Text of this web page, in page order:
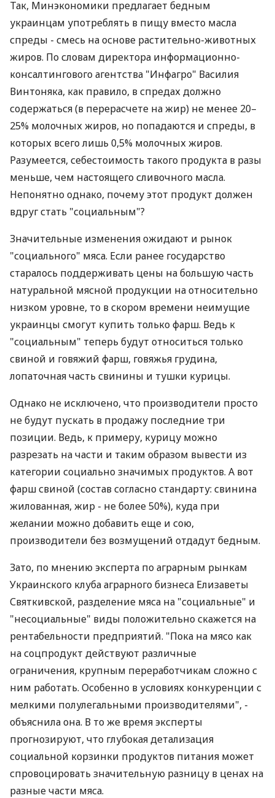
Так, Минэкономики предлагает бедным
украинцам употреблять в пищу вместо масла
спреды - смесь на основе растительно-животных
жиров. По словам директора информационно-
консалтингового агентства "Инфагро" Василия
Винтоняка, как правило, в спредах должно
содержаться (в перерасчете на жир) не менее 20–
25% молочных жиров, но попадаются и спреды, в
которых всего лишь 0,5% молочных жиров.
Разумеется, себестоимость такого продукта в разы
меньше, чем настоящего сливочного масла.
Непонятно однако, почему этот продукт должен
вдруг стать "социальным"?
Значительные изменения ожидают и рынок
"социального" мяса. Если ранее государство
старалось поддерживать цены на большую часть
натуральной мясной продукции на относительно
низком уровне, то в скором времени неимущие
украинцы смогут купить только фарш. Ведь к
"социальным" теперь будут относиться только
свиной и говяжий фарш, говяжья грудина,
лопаточная часть свинины и тушки курицы.
Однако не исключено, что производители просто
не будут пускать в продажу последние три
позиции. Ведь, к примеру, курицу можно
разрезать на части и таким образом вывести из
категории социально значимых продуктов. А вот
фарш свиной (состав согласно стандарту: свинина
жилованная, жир - не более 50%), куда при
желании можно добавить еще и сою,
производители без возмущений отдадут бедным.
Зато, по мнению эксперта по аграрным рынкам
Украинского клуба аграрного бизнеса Елизаветы
Святкивской, разделение мяса на "социальные" и
"несоциальные" виды положительно скажется на
рентабельности предприятий. "Пока на мясо как
на соцпродукт действуют различные
ограничения, крупным переработчикам сложно с
ним работать. Особенно в условиях конкуренции с
мелкими полулегальными производителями", -
объяснила она. В то же время эксперты
прогнозируют, что глубокая детализация
социальной корзинки продуктов питания может
спровоцировать значительную разницу в ценах на
разные части мяса.